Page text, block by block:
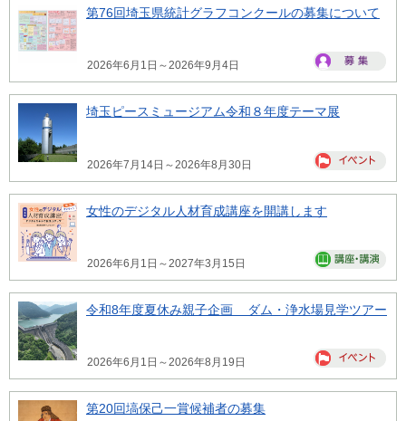
第76回埼玉県統計グラフコンクールの募集について
2026年6月1日～2026年9月4日
埼玉ピースミュージアム令和８年度テーマ展
2026年7月14日～2026年8月30日
女性のデジタル人材育成講座を開講します
2026年6月1日～2027年3月15日
令和8年度夏休み親子企画 ダム・浄水場見学ツアー
2026年6月1日～2026年8月19日
第20回塙保己一賞候補者の募集